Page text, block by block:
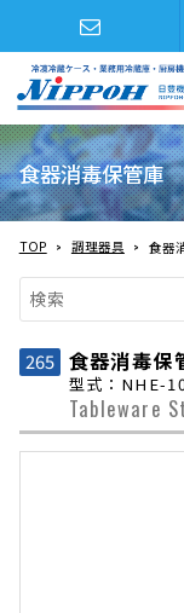
食器消毒保管庫
TOP 調理器具 食器
265 食器消毒保
型式：NHE-
Tableware